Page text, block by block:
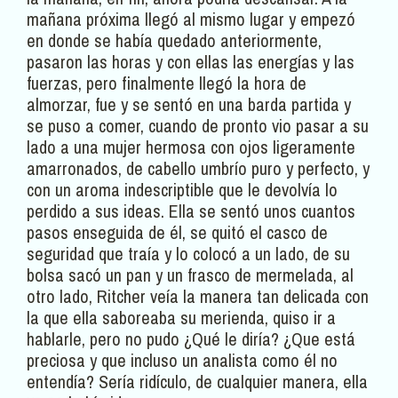
mañana próxima llegó al mismo lugar y empezó
en donde se había quedado anteriormente,
pasaron las horas y con ellas las energías y las
fuerzas, pero finalmente llegó la hora de
almorzar, fue y se sentó en una barda partida y
se puso a comer, cuando de pronto vio pasar a su
lado a una mujer hermosa con ojos ligeramente
amarronados, de cabello umbrío puro y perfecto, y
con un aroma indescriptible que le devolvía lo
perdido a sus ideas. Ella se sentó unos cuantos
pasos enseguida de él, se quitó el casco de
seguridad que traía y lo colocó a un lado, de su
bolsa sacó un pan y un frasco de mermelada, al
otro lado, Ritcher veía la manera tan delicada con
la que ella saboreaba su merienda, quiso ir a
hablarle, pero no pudo ¿Qué le diría? ¿Que está
preciosa y que incluso un analista como él no
entendía? Sería ridículo, de cualquier manera, ella